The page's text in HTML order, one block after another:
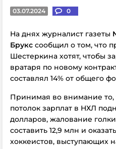
03.07.2024 0
На днях журналист газеты
Брукс сообщил о том, что
Шестеркина хотят, чтобы
вратаря по новому
составлял 14% от общего
Принимая во внимание то,
потолок зарплат в НХЛ
долларов, жалование
составить 12,9 млн и
хоккеистов, выступающих